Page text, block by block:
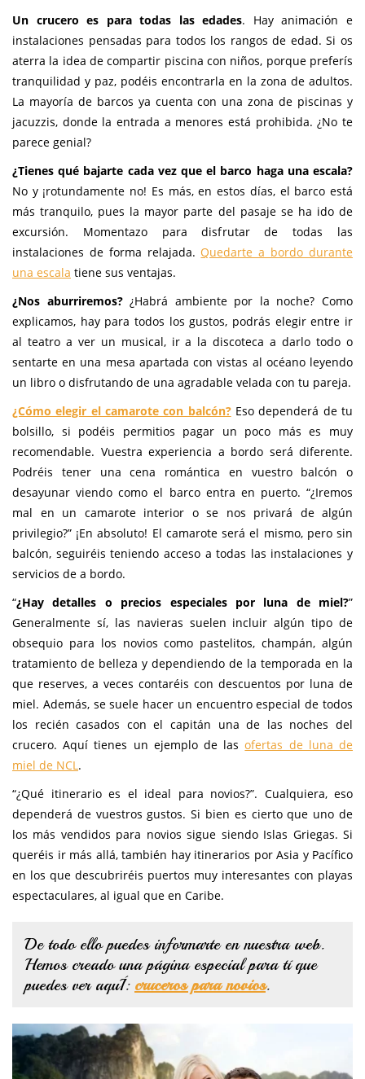
Un crucero es para todas las edades. Hay animación e
instalaciones pensadas para todos los rangos de edad. Si os
aterra la idea de compartir piscina con niños, porque preferís
tranquilidad y paz, podéis encontrarla en la zona de adultos.
La mayoría de barcos ya cuenta con una zona de piscinas y
jacuzzis, donde la entrada a menores está prohibida. ¿No te
parece genial?
¿Tienes qué bajarte cada vez que el barco haga una escala?
No y ¡rotundamente no! Es más, en estos días, el barco está
más tranquilo, pues la mayor parte del pasaje se ha ido de
excursión. Momentazo para disfrutar de todas las
instalaciones de forma relajada. Quedarte a bordo durante
una escala tiene sus ventajas.
¿Nos aburriremos?¿Habrá ambiente por la noche? Como
explicamos, hay para todos los gustos, podrás elegir entre ir
al teatro a ver un musical, ir a la discoteca a darlo todo o
sentarte en una mesa apartada con vistas al océano leyendo
un libro o disfrutando de una agradable velada con tu pareja.
¿Cómo elegir el camarote con balcón?Eso dependerá de tu
bolsillo, si podéis permitios pagar un poco más es muy
recomendable. Vuestra experiencia a bordo será diferente.
Podréis tener una cena romántica en vuestro balcón o
desayunar viendo como el barco entra en puerto. “¿Iremos
mal en un camarote interior o se nos privará de algún
privilegio?” ¡En absoluto! El camarote será el mismo, pero sin
balcón, seguiréis teniendo acceso a todas las instalaciones y
servicios de a bordo.
“¿Hay detalles o precios especiales por luna de miel?”
Generalmente sí, las navieras suelen incluir algún tipo de
obsequio para los novios como pastelitos, champán, algún
tratamiento de belleza y dependiendo de la temporada en la
que reserves, a veces contaréis con descuentos por luna de
miel. Además, se suele hacer un encuentro especial de todos
los recién casados con el capitán una de las noches del
crucero. Aquí tienes un ejemplo de lasofertas de luna de
miel de NCL .
“¿Qué itinerario es el ideal para novios?”. Cualquiera, eso
dependerá de vuestros gustos. Si bien es cierto que uno de
los más vendidos para novios sigue siendo Islas Griegas. Si
queréis ir más allá, también hay itinerarios por Asia y Pacífico
en los que descubriréis puertos muy interesantes con playas
espectaculares, al igual que en Caribe.
De todo ello puedes informarte en nuestra web.
Hemos creado una página especial para tí que
puedes ver aquÍ: cruceros para novios.